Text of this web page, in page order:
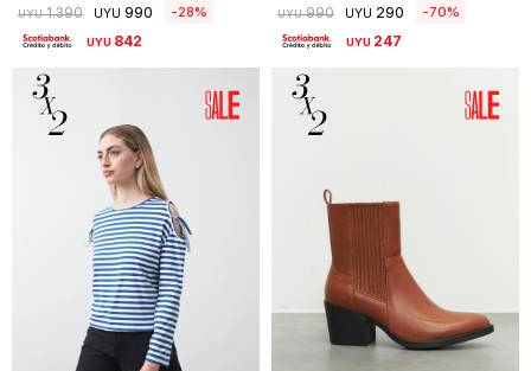
UYU 1.390 UYU 990 28
UYU 842
UYU 990 UYU 290 70
UYU 247